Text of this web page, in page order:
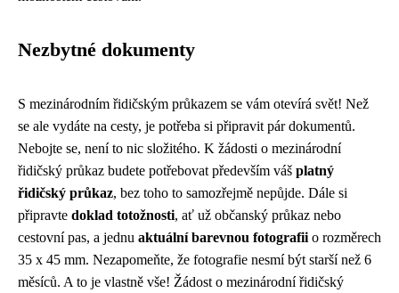
Nezbytné dokumenty
S mezinárodním řidičským průkazem se vám otevírá svět! Než
se ale vydáte na cesty, je potřeba si připravit pár dokumentů.
Nebojte se, není to nic složitého. K žádosti o mezinárodní
řidičský průkaz budete potřebovat především váš platný
řidičský průkaz, bez toho to samozřejmě nepůjde. Dále si
připravte doklad totožnosti, ať už občanský průkaz nebo
cestovní pas, a jednu aktuální barevnou fotografii o rozměrech
35 x 45 mm. Nezapomeňte, že fotografie nesmí být starší než 6
měsíců. A to je vlastně vše! Žádost o mezinárodní řidičský